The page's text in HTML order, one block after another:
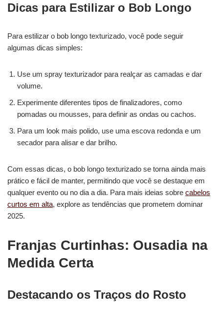
Dicas para Estilizar o Bob Longo
Para estilizar o bob longo texturizado, você pode seguir
algumas dicas simples:
Use um spray texturizador para realçar as camadas e dar
volume.
Experimente diferentes tipos de finalizadores, como
pomadas ou mousses, para definir as ondas ou cachos.
Para um look mais polido, use uma escova redonda e um
secador para alisar e dar brilho.
Com essas dicas, o bob longo texturizado se torna ainda mais
prático e fácil de manter, permitindo que você se destaque em
qualquer evento ou no dia a dia. Para mais ideias sobre cabelos
curtos em alta, explore as tendências que prometem dominar
2025.
Franjas Curtinhas: Ousadia na
Medida Certa
Destacando os Traços do Rosto